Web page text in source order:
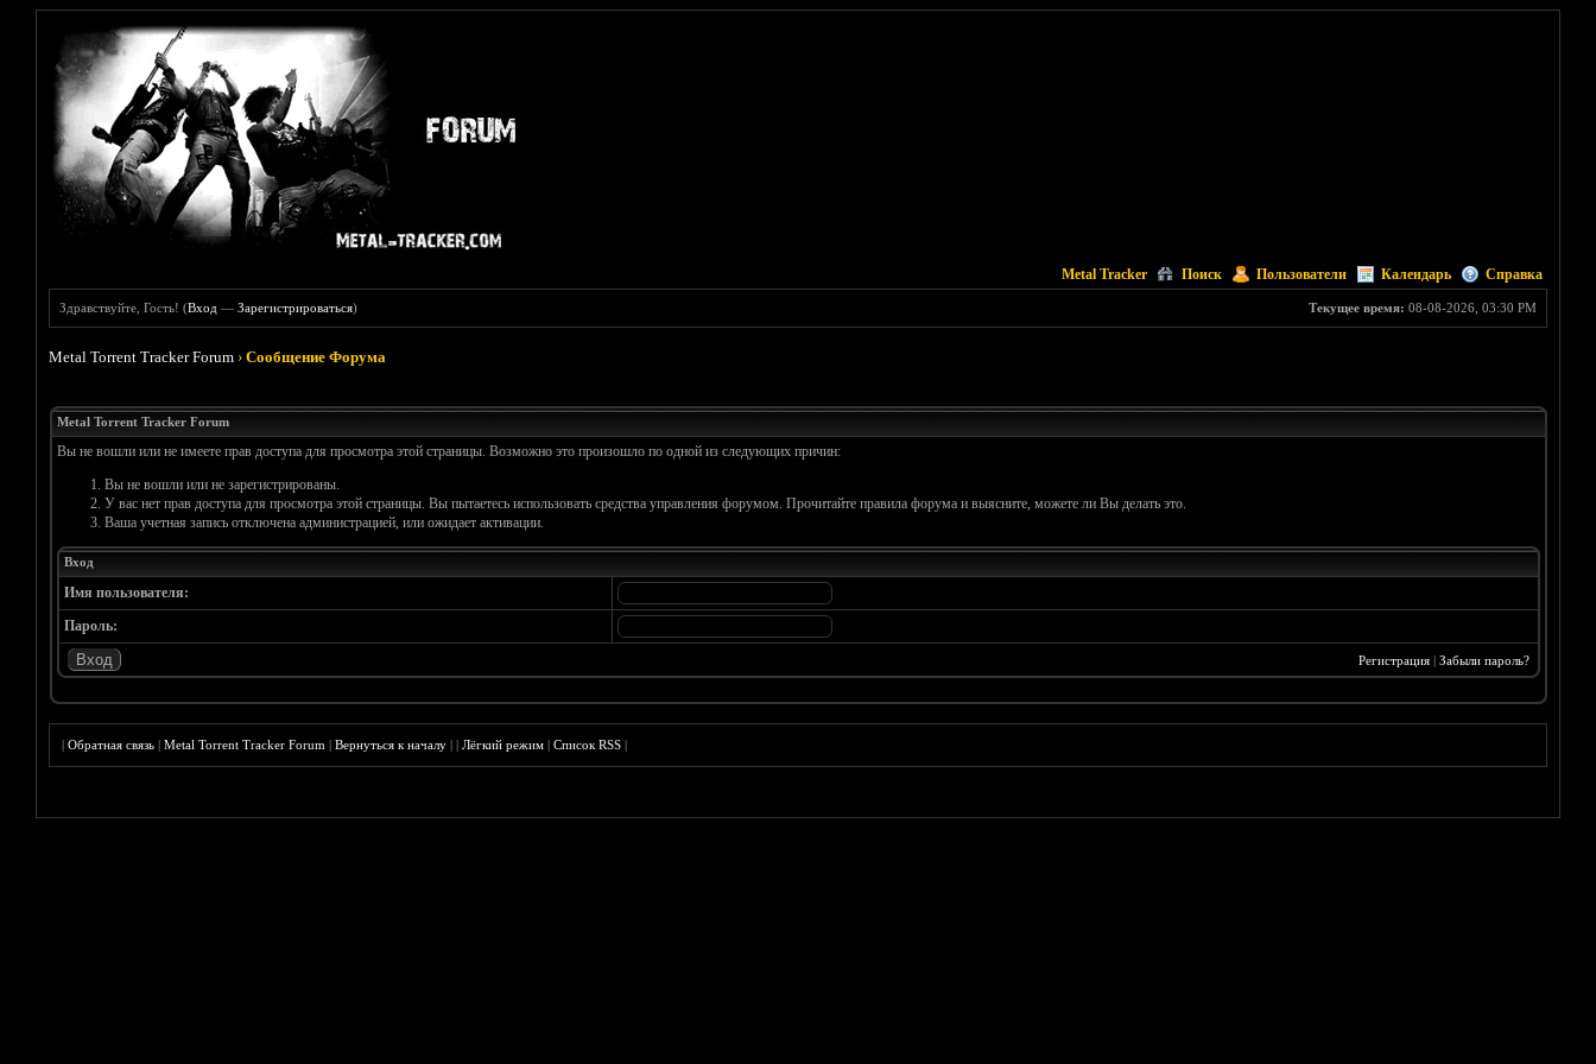
Metal Tracker Поиск Пользователи Календарь Справка
Текущее время: 08-08-2026, 03:30 PM
Здравствуйте, Гость! (Вход —Зарегистрироваться)
Metal Torrent Tracker Forum ›Сообщение Форума
Metal Torrent Tracker Forum
Вы не вошли или не имеете прав доступа для просмотра этой страницы. Возможно это произошло по одной из следующих причин:
Вы не вошли или не зарегистрированы.
У вас нет прав доступа для просмотра этой страницы. Вы пытаетесь использовать средства управления форумом. Прочитайте правила форума и выясните, можете ли Вы делать это.
Ваша учетная запись отключена администрацией, или ожидает активации.
Вход
Имя пользователя:
Пароль:
Регистрация| Забыли пароль?
|Обратная связь |Metal Torrent Tracker Forum |Вернуться к началу ||Лёгкий режим |Список RSS |